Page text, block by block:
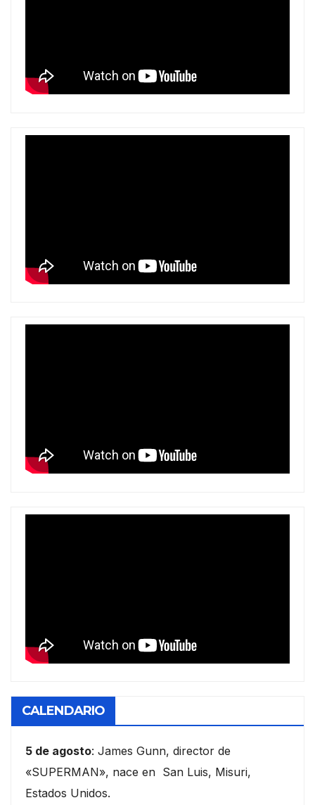
CALENDARIO
5 de agosto: James Gunn, director de
«SUPERMAN», nace en San Luis, Misuri,
Estados Unidos.